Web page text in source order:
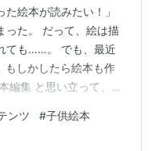
絵本が読みたい！」
った。 だって、絵は描
ても……。 でも、最近
もしかしたら絵本も作
編集 と思い立って、ち
。 しかも、子どもの名
を登場させたりでき
ンツ #子供絵本